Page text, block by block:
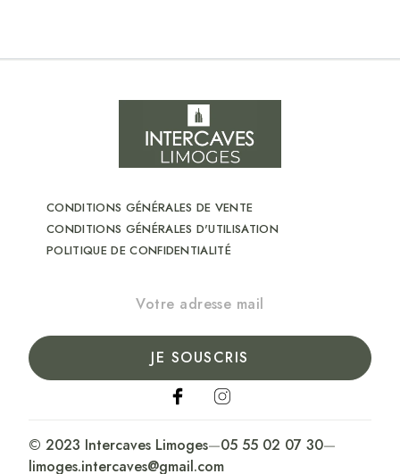
CONDITIONS GÉNÉRALES DE VENTE
CONDITIONS GÉNÉRALES D'UTILISATION
POLITIQUE DE CONFIDENTIALITÉ
JE SOUSCRIS
© 2023 Intercaves Limoges—05 55 02 07 30—
limoges.intercaves@gmail.com